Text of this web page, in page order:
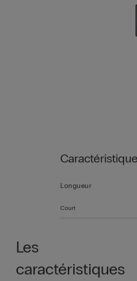
Longueur
Court
Les
caractéristiques